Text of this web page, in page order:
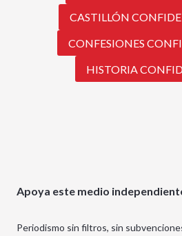
CASTILLÓN
CONFESIONES
HISTORIA
Apoya este medio
Periodismo sin filtros, sin